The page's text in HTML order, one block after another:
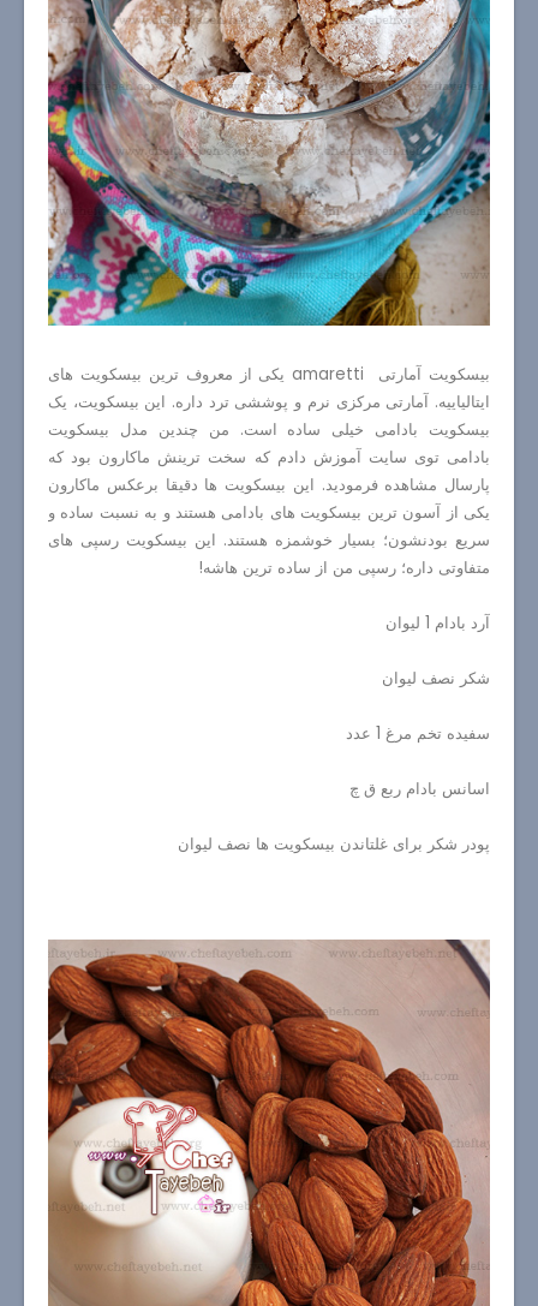
بیسکویت آمارتی amaretti یکی از معروف ترین بیسکویت های
ایتالیاییه. آمارتی مرکزی نرم و پوششی ترد داره. این بیسکویت، یک
بیسکویت بادامی خیلی ساده است. من چندین مدل بیسکویت
بادامی توی سایت آموزش دادم که سخت ترینش ماکارون بود که
پارسال مشاهده فرمودید. این بیسکویت ها دقیقا برعکس ماکارون
یکی از آسون ترین بیسکویت های بادامی هستند و به نسبت ساده و
سریع بودنشون؛ بسیار خوشمزه هستند. این بیسکویت رسپی های
متفاوتی داره؛ رسپی من از ساده ترین هاشه!
آرد بادام 1 لیوان
شکر نصف لیوان
سفیده تخم مرغ 1 عدد
اسانس بادام ربع ق چ
پودر شکر برای غلتاندن بیسکویت ها نصف لیوان